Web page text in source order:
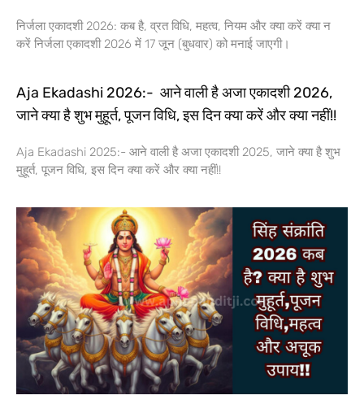
निर्जला एकादशी 2026: कब है, व्रत विधि, महत्व, नियम और क्या करें क्या न
करें निर्जला एकादशी 2026 में 17 जून (बुधवार) को मनाई जाएगी।
Aja Ekadashi 2026:- आने वाली है अजा एकादशी 2026,
जाने क्या है शुभ मुहूर्त, पूजन विधि, इस दिन क्या करें और क्या नहीं!!
Aja Ekadashi 2025:- आने वाली है अजा एकादशी 2025, जाने क्या है शुभ
मुहूर्त, पूजन विधि, इस दिन क्या करें और क्या नहीं!!